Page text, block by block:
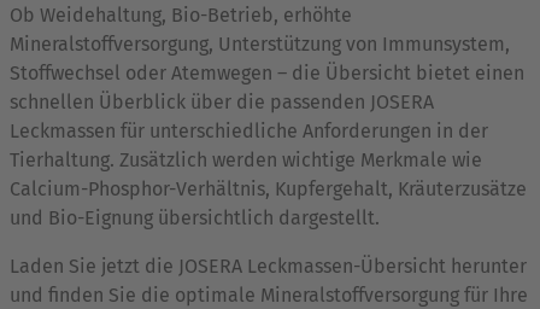
Ob Weidehaltung, Bio-Betrieb, erhöhte
Mineralstoffversorgung, Unterstützung von Immunsystem,
Stoffwechsel oder Atemwegen – die Übersicht bietet einen
schnellen Überblick über die passenden JOSERA
Leckmassen für unterschiedliche Anforderungen in der
Tierhaltung. Zusätzlich werden wichtige Merkmale wie
Calcium-Phosphor-Verhältnis, Kupfergehalt, Kräuterzusätze
und Bio-Eignung übersichtlich dargestellt.
Laden Sie jetzt die JOSERA Leckmassen-Übersicht herunter
und finden Sie die optimale Mineralstoffversorgung für Ihre